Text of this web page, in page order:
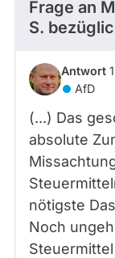
Frage an
S.
Antwort
AfD
(...) Das
absolute
nötigste
Noch